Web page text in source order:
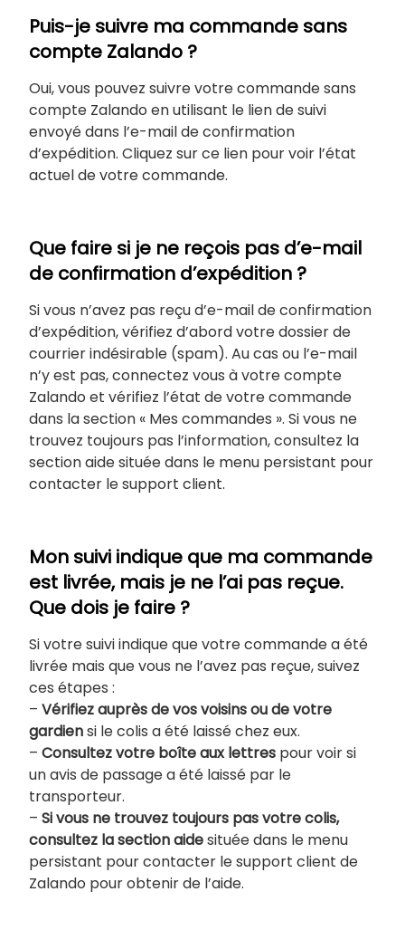
Puis-je suivre ma commande sans
compte Zalando ?
Oui, vous pouvez suivre votre commande sans
compte Zalando en utilisant le lien de suivi
envoyé dans l’e-mail de confirmation
d’expédition. Cliquez sur ce lien pour voir l’état
actuel de votre commande.
Que faire si je ne reçois pas d’e-mail
de confirmation d’expédition ?
Si vous n’avez pas reçu d’e-mail de confirmation
d’expédition, vérifiez d’abord votre dossier de
courrier indésirable (spam). Au cas ou l’e-mail
n’y est pas, connectez vous à votre compte
Zalando et vérifiez l’état de votre commande
dans la section « Mes commandes ». Si vous ne
trouvez toujours pas l’information, consultez la
section aide située dans le menu persistant pour
contacter le support client.
Mon suivi indique que ma commande
est livrée, mais je ne l’ai pas reçue.
Que dois je faire ?
Si votre suivi indique que votre commande a été
livrée mais que vous ne l’avez pas reçue, suivez
ces étapes :
– Vérifiez auprès de vos voisins ou de votre
gardiensi le colis a été laissé chez eux.
– Consultez votre boîte aux lettres pour voir si
un avis de passage a été laissé par le
transporteur.
– Si vous ne trouvez toujours pas votre colis,
consultez la section aidesituée dans le menu
persistant pour contacter le support client de
Zalando pour obtenir de l’aide.